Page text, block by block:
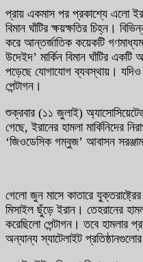
প্রায় একমাস পর প্রকাশ্যে এলো
বিমান ঘাঁটির ক্ষয়ক্ষতির চিহ্ন।
করে আন্তর্জাতিক কয়েকটি
উদেইদ’ মার্কিন বিমান ঘাঁটির
পড়েছে যোগাযোগ ব্যবস্থায়।
পেন্টাগন।
শুক্রবার (১১ জুলাই)
গেছে, ইরানের হামলা মার্কিনিদের
‘জিওডেসিক গম্বুজ’ আবাসন
গেলো জুন মাসে কাতারে
মিসাইল ছুঁড়ে ইরান। তেহরানের
করেছিলো পেন্টাগন। তবে হামলার
অন্যান্য স্যাটেলাইট